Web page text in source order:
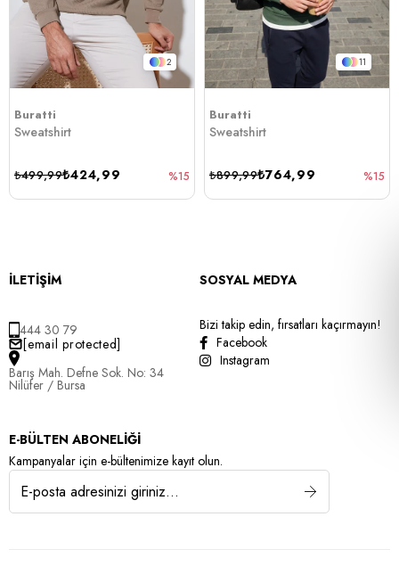
2
Buratti
Sweatshirt
₺424,99
₺499,99 %15
11
Buratti
Sweatshirt
₺764,99
₺899,99 %15
İLETİŞİM
444 30 79
[email protected]
Barış Mah. Defne Sok. No: 34
Nilüfer / Bursa
SOSYAL MEDYA
Bizi takip edin, fırsatları kaçırmayın!
Facebook
Instagram
E-BÜLTEN ABONELİĞİ
Kampanyalar için e-bültenimize kayıt olun.